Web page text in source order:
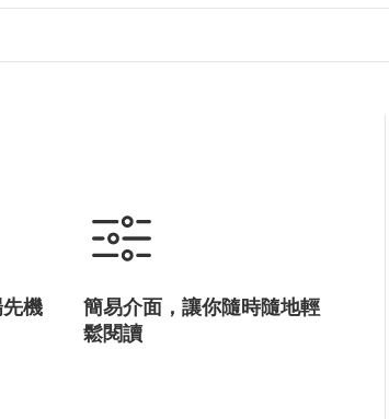
機
簡易介面，讓你隨時隨地輕
鬆閱讀